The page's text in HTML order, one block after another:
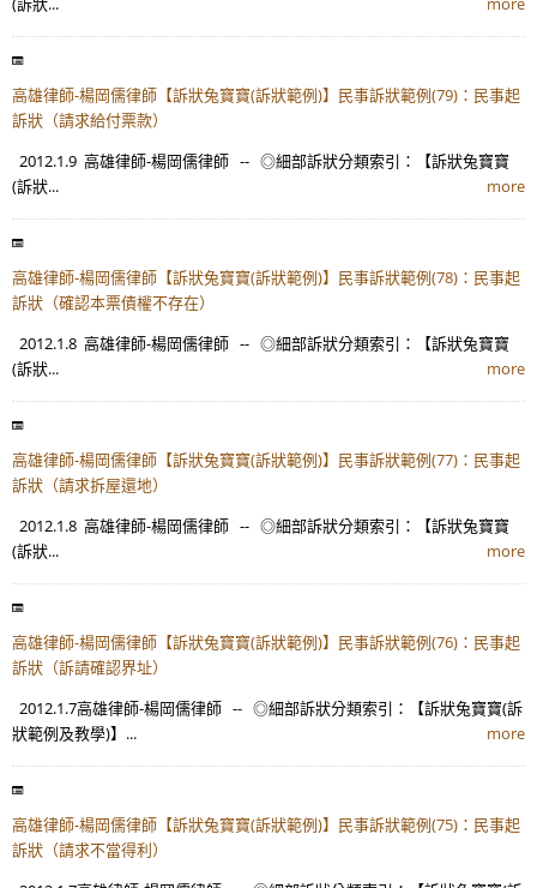
高雄律師-楊岡儒律師【訴狀兔寶寶(訴狀範例)】民事訴狀範例(79)：民事起
訴狀（請求給付票款）
2012.1.9 高雄律師-楊岡儒律師 -- ◎細部訴狀分類索引：【訴狀兔寶寶
(訴狀...
more
高雄律師-楊岡儒律師【訴狀兔寶寶(訴狀範例)】民事訴狀範例(78)：民事起
訴狀（確認本票債權不存在）
2012.1.8 高雄律師-楊岡儒律師 -- ◎細部訴狀分類索引：【訴狀兔寶寶
(訴狀...
more
高雄律師-楊岡儒律師【訴狀兔寶寶(訴狀範例)】民事訴狀範例(77)：民事起
訴狀（請求拆屋還地）
2012.1.8 高雄律師-楊岡儒律師 -- ◎細部訴狀分類索引：【訴狀兔寶寶
(訴狀...
more
高雄律師-楊岡儒律師【訴狀兔寶寶(訴狀範例)】民事訴狀範例(76)：民事起
訴狀（訴請確認界址）
2012.1.7高雄律師-楊岡儒律師 -- ◎細部訴狀分類索引：【訴狀兔寶寶(訴
狀範例及教學)】...
more
高雄律師-楊岡儒律師【訴狀兔寶寶(訴狀範例)】民事訴狀範例(75)：民事起
訴狀（請求不當得利）